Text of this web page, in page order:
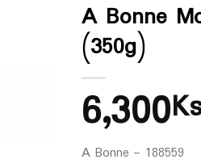
A Bonne
(350g)
6,300
A Bonne – 188559